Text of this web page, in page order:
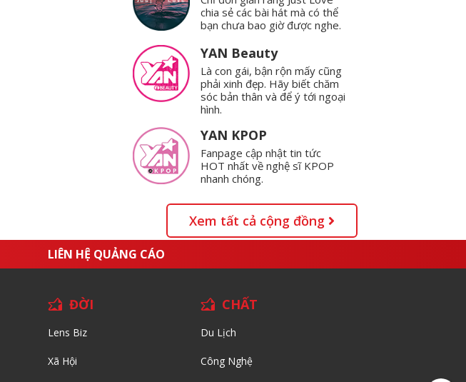
chia sẻ các bài hát mà có thể
bạn chưa bao giờ được nghe.
YAN Beauty
Là con gái, bận rộn mấy cũng
phải xinh đẹp. Hãy biết chăm
sóc bản thân và để ý tới ngoại
hình.
YAN KPOP
Fanpage cập nhật tin tức
HOT nhất về nghệ sĩ KPOP
nhanh chóng.
Xem tất cả cộng đồng
LIÊN HỆ QUẢNG CÁO
ĐỜI
Lens Biz
Xã Hội
CHẤT
Du Lịch
Công Nghệ